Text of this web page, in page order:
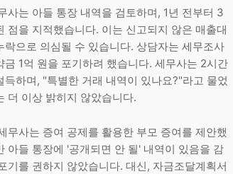
사는 아들 통장 내역을 검토하며, 1년 전부터 3
점을 지적했습니다. 이는 신고되지 않은 매출대
락으로 의심될 수 있습니다. 상담자는 세무조사
금 1억 원을 포기하려 했습니다. 세무사는 2시간
득하며, "특별한 거래 내역이 있나요?"라고 물었
더 이상 밝히지 않았습니다.
무사는 증여 공제를 활용한 부모 증여를 제안했
아들 통장에 '공개되면 안 될' 내역이 있음을 감
기를 권하지 않았습니다. 대신, 자금조달계획서